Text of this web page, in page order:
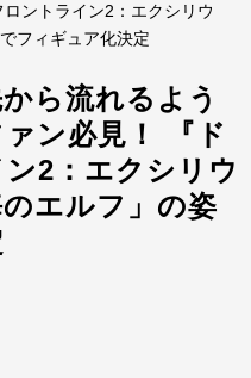
ントライン2：エクシリウ
フィギュア化決定
ら流れるよう
ン必見！ 『ド
2：エクシリウ
エルフ」の姿